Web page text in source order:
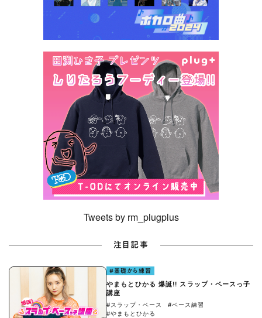
Tweets by rm_plugplus
注目記事
#基礎から練習
やまもとひかる 爆誕!! スラップ・ベースっ子
講座
#スラップ・ベース
#ベース練習
#やまもとひかる